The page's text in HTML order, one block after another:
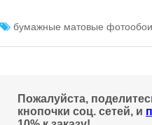
бумажные матовые фотообои
Пожалуйста,
кнопочки соц. сетей, и